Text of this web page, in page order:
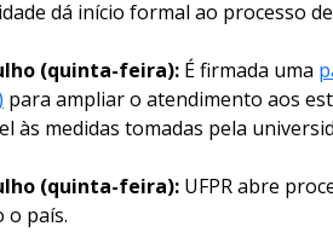
dá início formal ao processo
(quinta-feira): É firmada uma
para ampliar o atendimento aos
às medidas tomadas pela
(quinta-feira): UFPR abre
o país.